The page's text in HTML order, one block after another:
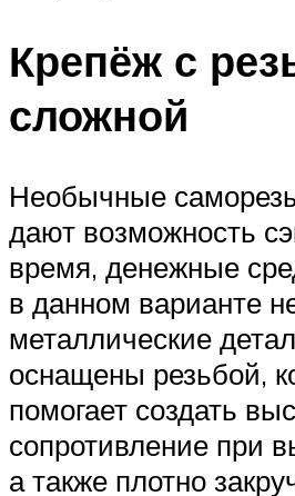
Крепёж с
сложной
Необычные
дают возможность
время, денежные
в данном варианте
металлические
оснащены резьбой,
помогает создать
сопротивление при
а также плотно